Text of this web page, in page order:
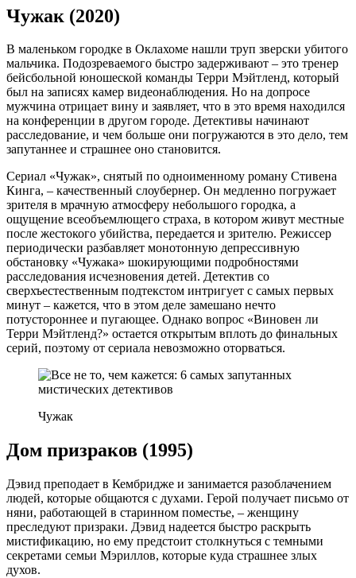
Чужак (2020)
В маленьком городке в Оклахоме нашли труп зверски убитого
мальчика. Подозреваемого быстро задерживают – это тренер
бейсбольной юношеской команды Терри Мэйтленд, который
был на записях камер видеонаблюдения. Но на допросе
мужчина отрицает вину и заявляет, что в это время находился
на конференции в другом городе. Детективы начинают
расследование, и чем больше они погружаются в это дело, тем
запутаннее и страшнее оно становится.
Сериал «Чужак», снятый по одноименному роману Стивена
Кинга, – качественный слоубернер. Он медленно погружает
зрителя в мрачную атмосферу небольшого городка, а
ощущение всеобъемлющего страха, в котором живут местные
после жестокого убийства, передается и зрителю. Режиссер
периодически разбавляет монотонную депрессивную
обстановку «Чужака» шокирующими подробностями
расследования исчезновения детей. Детектив со
сверхъестественным подтекстом интригует с самых первых
минут – кажется, что в этом деле замешано нечто
потустороннее и пугающее. Однако вопрос «Виновен ли
Терри Мэйтленд?» остается открытым вплоть до финальных
серий, поэтому от сериала невозможно оторваться.
Чужак
Дом призраков (1995)
Дэвид преподает в Кембридже и занимается разоблачением
людей, которые общаются с духами. Герой получает письмо от
няни, работающей в старинном поместье, – женщину
преследуют призраки. Дэвид надеется быстро раскрыть
мистификацию, но ему предстоит столкнуться с темными
секретами семьи Мэриллов, которые куда страшнее злых
духов.